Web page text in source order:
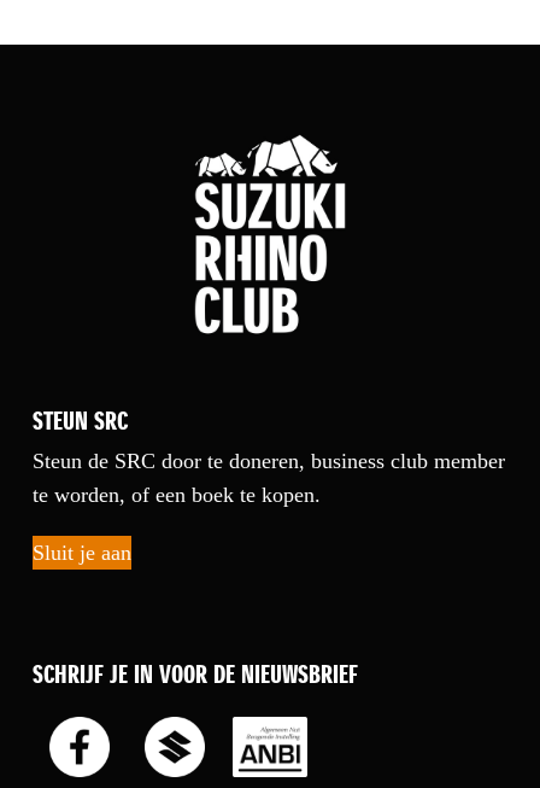
STEUN SRC
Steun de SRC door te doneren, business club member
te worden, of een boek te kopen.
Sluit je aan
SCHRIJF JE IN VOOR DE NIEUWSBRIEF